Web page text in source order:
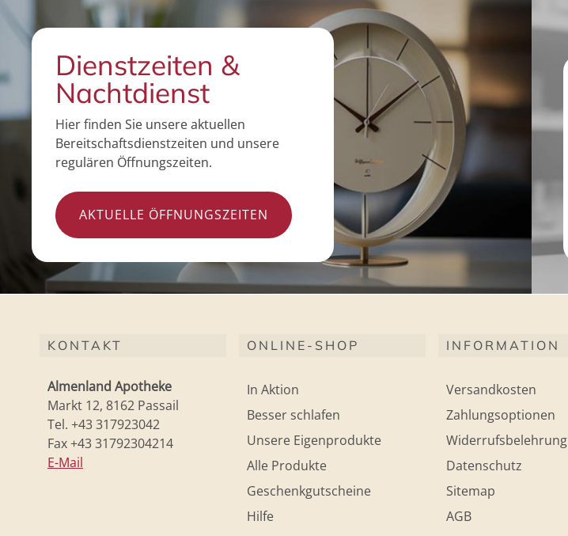
Dienstzeiten &
Nachtdienst
Hier finden Sie unsere aktuellen
Bereitschaftsdienstzeiten und unsere
regulären Öffnungszeiten.
AKTUELLE ÖFFNUNGSZEITEN
KONTAKT
Almenland Apotheke
Markt 12, 8162 Passail
Tel. +43 317923042
Fax +43 31792304214
E-Mail
ONLINE-SHOP
In Aktion
Besser schlafen
Unsere Eigenprodukte
Alle Produkte
Geschenkgutscheine
Hilfe
INFORMATION
Versandkosten
Zahlungsoptionen
Widerrufsbelehrung
Datenschutz
Sitemap
AGB